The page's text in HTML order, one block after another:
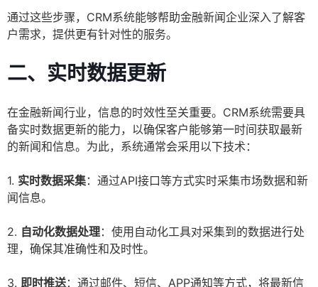
通过这些步骤，CRM系统能够帮助金融新闻企业深入了解客
户需求，提供更有针对性的服务。
二、实时数据更新
在金融新闻行业，信息的时效性至关重要。CRM系统需要具
备实时数据更新的能力，以确保客户能够第一时间获取最新
的新闻和信息。为此，系统通常会采用以下技术：
1. 实时数据采集：通过API接口等方式实时采集市场数据和新
闻信息。
2. 自动化数据处理：使用自动化工具对采集到的数据进行处
理，确保其准确性和及时性。
3. 即时推送：通过邮件、短信、APP通知等方式，将最新信